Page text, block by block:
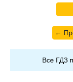
←
Все ГДЗ